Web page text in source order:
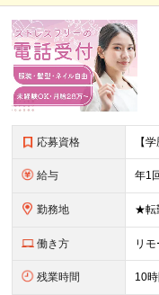
応募資格
給与
勤務地
働き方 リ
残業時間 10